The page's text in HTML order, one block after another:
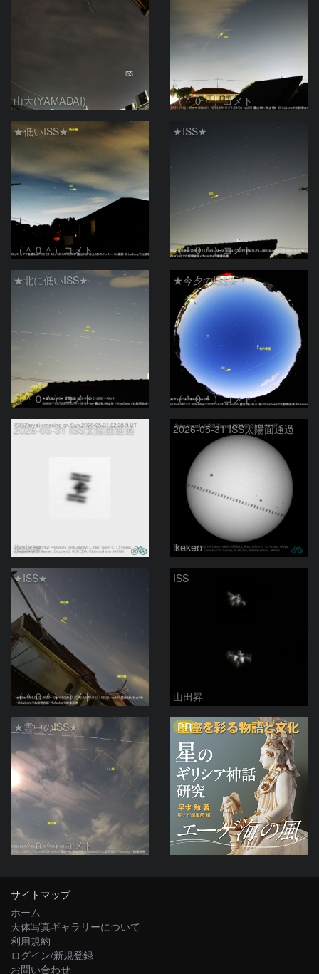
山大(YAMADAI) （＾０＾）コメト
★低いISS★
（＾０＾）コメト
★ISS★
（＾０＾）コメト
★北に低いISS★
（＾０＾）コメト
★今夕のISS★
（＾０＾）コメト
2026-05-31 ISS太陽面通過
ikeken
2026-05-31 ISS太陽面通過
ikeken
★ISS★
（＾０＾）コメト
ISS
山田昇
★雲中のISS★
（＾０＾）コメト
PR
サイトマップ
ホーム
天体写真ギャラリーについて
利用規約
ログイン/新規登録
お問い合わせ